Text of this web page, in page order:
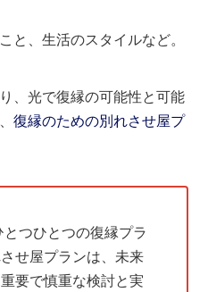
と、生活のスタイルなど。
、光で復縁の可能性と可能
、復縁のための別れさせ屋プ
つひとつの復縁プラ
せ屋プランは、未来
要で慎重な検討と実